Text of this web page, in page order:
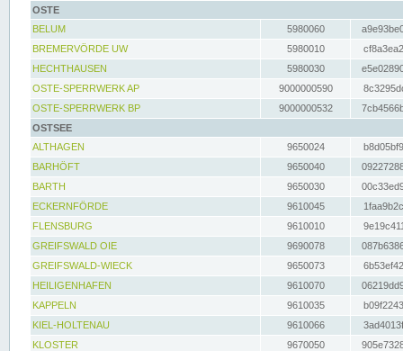
OSTE
BELUM
5980060
BREMERVÖRDE UW
5980010
HECHTHAUSEN
5980030
OSTE-SPERRWERK AP
9000000590
OSTE-SPERRWERK BP
9000000532
OSTSEE
ALTHAGEN
9650024
BARHÖFT
9650040
BARTH
9650030
ECKERNFÖRDE
9610045
FLENSBURG
9610010
GREIFSWALD OIE
9690078
GREIFSWALD-WIECK
9650073
HEILIGENHAFEN
9610070
KAPPELN
9610035
KIEL-HOLTENAU
9610066
KLOSTER
9670050